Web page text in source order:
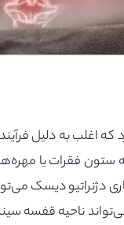
که اغلب به دلیل
فقرات یا
دیسک
ناحیه قفسه